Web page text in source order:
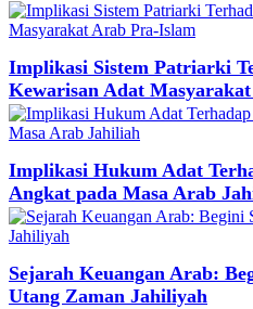
Implikasi Sistem Patriarki
Kewarisan Adat
Implikasi Hukum Adat
Angkat pada Masa Arab
Sejarah Keuangan Arab:
Utang Zaman Jahiliyah